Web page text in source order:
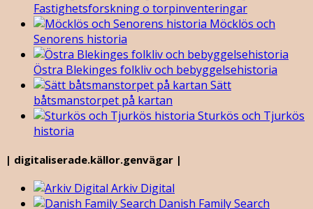
Fastighetsforskning o torpinventeringar
Möcklös och
Senorens historia
Östra Blekinges folkliv och bebyggelsehistoria
Sätt
båtsmanstorpet på kartan
Sturkös och Tjurkös
historia
| digitaliserade.källor.genvägar |
Arkiv Digital
Danish Family Search